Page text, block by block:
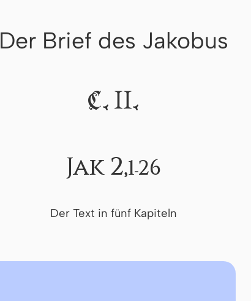
Der Brief des Jakobus
C. II.
Jak 2,1-26
Der Text in fünf Kapiteln